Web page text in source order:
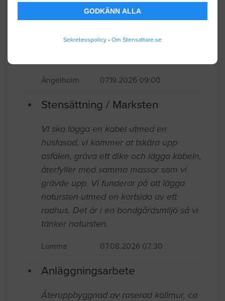
GODKÄNN ALLA
Sekretesspolicy • Om Stensattare.se
Anlägga uteplats 38 kvm granitkeramik
stenmjöl då det är annan stenläggning
Ängelholm 07.19.2026 09:00
Stensättning / Marksten
VI ska lägga en kabel utmed en
husfasad, vi kommer at tskära upp
asfalen, gräva ett dike och lägga kabeln,
återfyller med samma massor som vi
grävde upp. Vi funderar på att lägga
natursten utmed en kortsida av ett
radhus. Det är i en bondgårdsmiljö så vi
tänker natursten.
Lomma 07.08.2026 07:30
Anläggningsarbete
Återuppbyggnad av raserad kallmur, ca